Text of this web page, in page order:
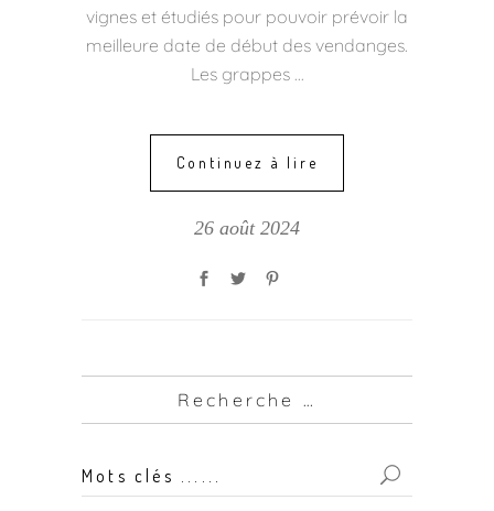
vignes et étudiés pour pouvoir prévoir la
meilleure date de début des vendanges.
Les grappes
Continuez à lire
26 août 2024
Recherche …
Mots
clés